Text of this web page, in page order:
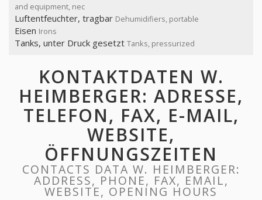
and equipment, nec
Luftentfeuchter, tragbar Dehumidifiers, portable
Eisen Irons
Tanks, unter Druck gesetzt Tanks, pressurized
KONTAKTDATEN W.
HEIMBERGER: ADRESSE,
TELEFON, FAX, E-MAIL,
WEBSITE,
ÖFFNUNGSZEITEN
CONTACTS DATA W. HEIMBERGER:
ADDRESS, PHONE, FAX, EMAIL,
WEBSITE, OPENING HOURS